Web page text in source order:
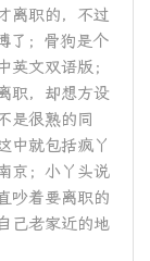
离职的，不过
了；骨狗是个
文双语版；
职，却想方设
是很熟的同
中就包括疯丫
京；小丫头说
吵着要离职的
己老家近的地